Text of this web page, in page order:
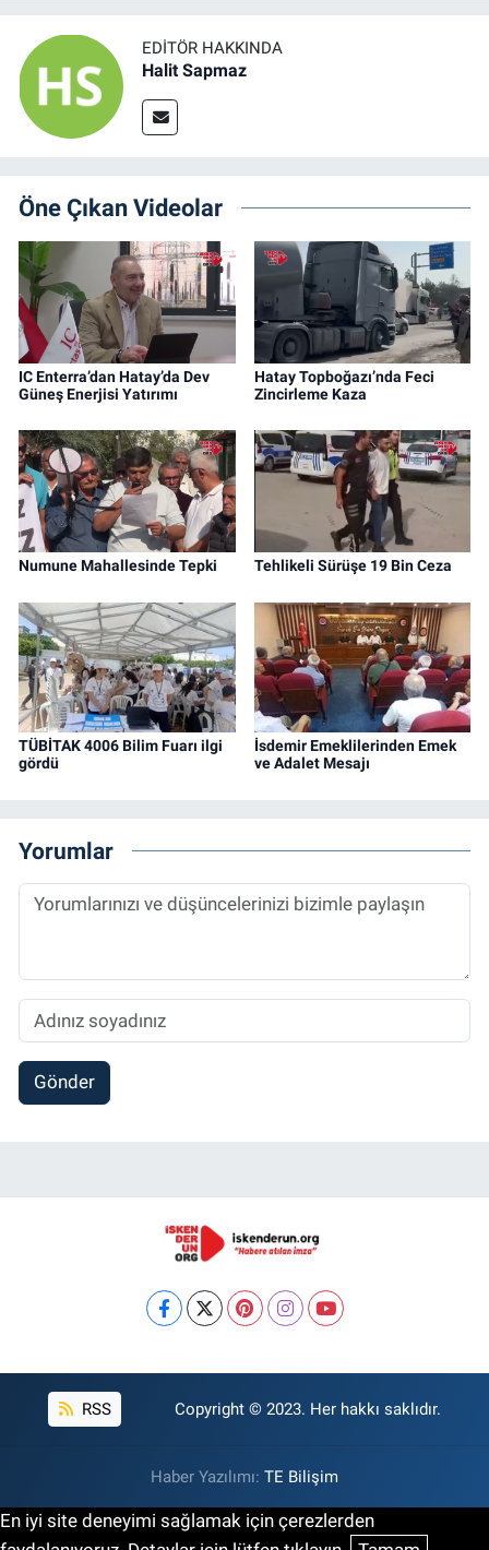
EDITÖR HAKKINDA
Halit Sapmaz
Öne Çıkan Videolar
IC Enterra’dan Hatay’da Dev
Güneş Enerjisi Yatırımı
Hatay Topboğazı’nda Feci
Zincirleme Kaza
Numune Mahallesinde Tepki Tehlikeli Sürüşe 19 Bin Ceza
TÜBİTAK 4006 Bilim Fuarı ilgi
gördü
İsdemir Emeklilerinden Emek
ve Adalet Mesajı
Yorumlar
Gönder
RSS Copyright © 2023. Her hakkı saklıdır.
Haber Yazılımı: TE Bilişim
En iyi site deneyimi sağlamak için çerezlerden